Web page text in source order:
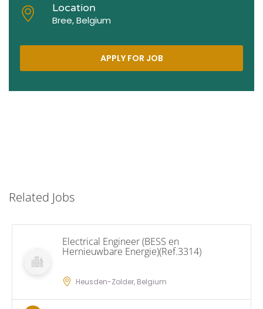
Location
Bree, Belgium
APPLY FOR JOB
Related Jobs
Electrical Engineer (BESS en
Hernieuwbare Energie)(Ref.3314)
Heusden-Zolder, Belgium